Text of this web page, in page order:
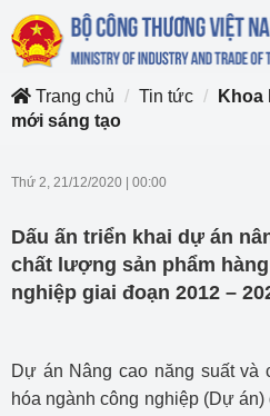
Trang chủ
Tin tức
Khoa
mới sáng tạo
Thứ 2, 21/12/2020 00:00
Dấu ấn triển khai dự án
chất lượng sản phẩm
nghiệp giai đoạn 2012 –
Dự án Nâng cao năng suất và
hóa ngành công nghiệp (Dự